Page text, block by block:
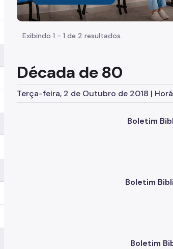
Exibindo 1 - 1 de 2 resultados.
Década de 80
Terça-feira, 2 de Outubro de 2018 |
Boletim
Boletim
Boletim